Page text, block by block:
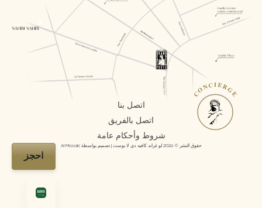
اتصل بنا
اتصل بالفريق
شروط وأحكام عامة
حقوق النشر © 2026 لو غراند كافيه دي لا بوست | تصميم بواسطة AI Mosaic
احجز
CONCIERGE